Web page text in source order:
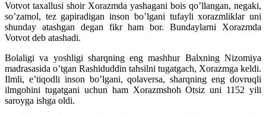
Votvot taxallusi shoir Xorazmda yashagani bois qo’llangan, negaki,
so’zamol, tez gapiradigan inson bo’lgani tufayli xorazmliklar uni
shunday atashgan degan fikr ham bor. Bundaylarni Xorazmda
Votvot deb atashadi.
Bolaligi va yoshligi sharqning eng mashhur Balxning Nizomiya
madrasasida o’tgan Rashiduddin tahsilni tugatgach, Xorazmga keldi.
Ilmli, e’tiqodli inson bo’lgani, qolaversa, sharqning eng dovruqli
ilmgohini tugatgani uchun ham Xorazmshoh Otsiz uni 1152 yili
saroyga ishga oldi.